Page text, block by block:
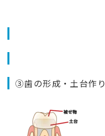
③歯の形成・土台作り